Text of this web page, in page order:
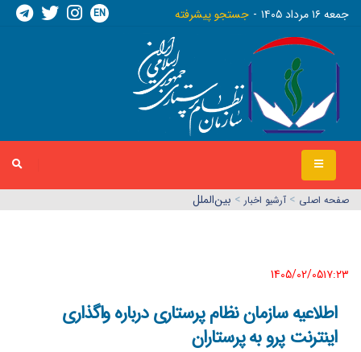
جمعه ١٦ مرداد ١٤٠٥ جستجو پیشرفته EN
صفحه اصلي > آرشیو اخبار > بین‌الملل
1405/02/05١٧:٢٣
اطلاعیه سازمان نظام پرستاری درباره واگذاری
اینترنت پرو به پرستاران